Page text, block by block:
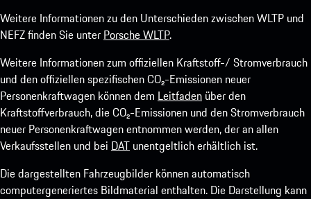
Weitere Informationen zu den Unterschieden zwischen WLTP und
NEFZ finden Sie unter Porsche WLTP.
Weitere Informationen zum offiziellen Kraftstoff-/ Stromverbrauch
und den offiziellen spezifischen CO₂-Emissionen neuer
Personenkraftwagen können dem Leitfaden über den
Kraftstoffverbrauch, die CO₂-Emissionen und den Stromverbrauch
neuer Personenkraftwagen entnommen werden, der an allen
Verkaufsstellen und bei DAT unentgeltlich erhältlich ist.
Die dargestellten Fahrzeugbilder können automatisch
computergeneriertes Bildmaterial enthalten. Die Darstellung kann